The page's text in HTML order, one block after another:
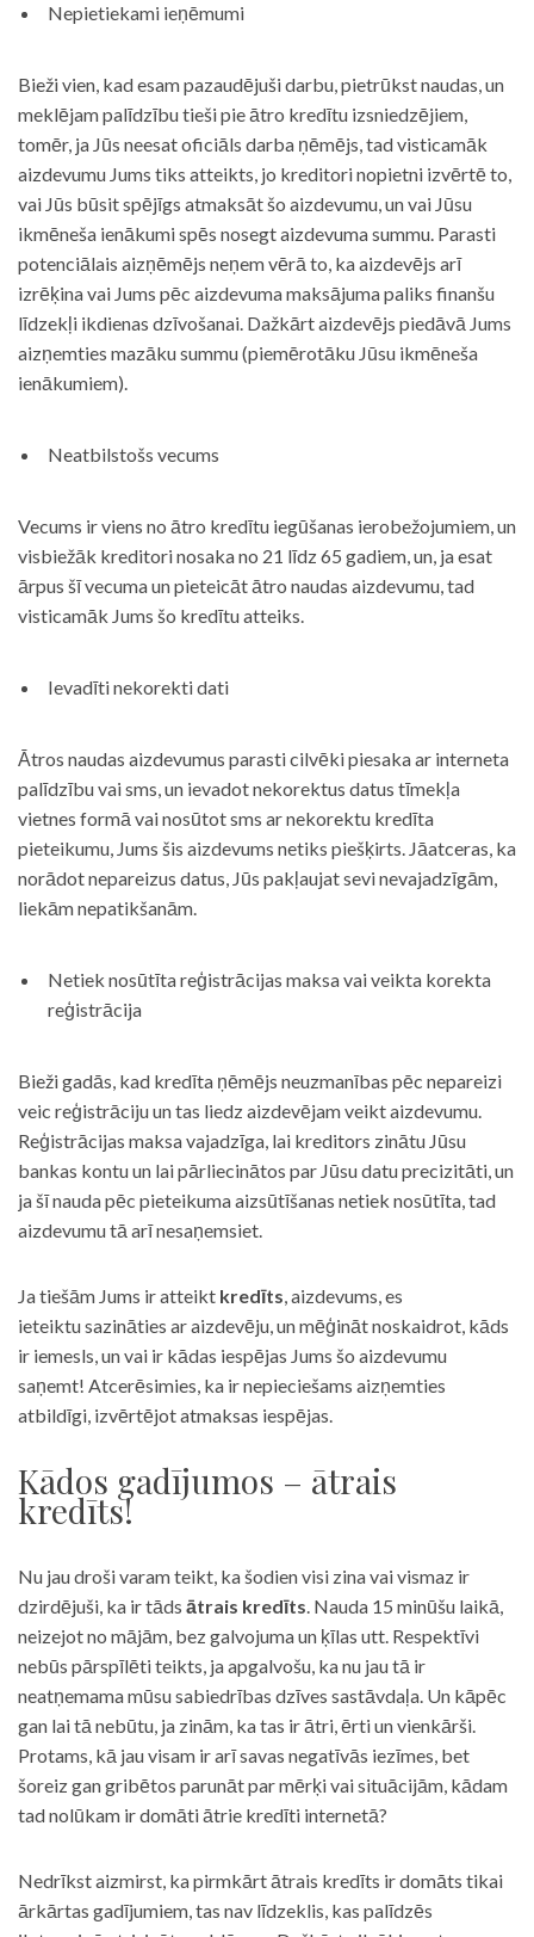
Nepietiekami ieņēmumi
Bieži vien, kad esam pazaudējuši darbu, pietrūkst naudas, un
meklējam palīdzību tieši pie ātro kredītu izsniedzējiem,
tomēr, ja Jūs neesat oficiāls darba ņēmējs, tad visticamāk
aizdevumu Jums tiks atteikts, jo kreditori nopietni izvērtē to,
vai Jūs būsit spējīgs atmaksāt šo aizdevumu, un vai Jūsu
ikmēneša ienākumi spēs nosegt aizdevuma summu. Parasti
potenciālais aizņēmējs neņem vērā to, ka aizdevējs arī
izrēķina vai Jums pēc aizdevuma maksājuma paliks finanšu
līdzekļi ikdienas dzīvošanai. Dažkārt aizdevējs piedāvā Jums
aizņemties mazāku summu (piemērotāku Jūsu ikmēneša
ienākumiem).
Neatbilstošs vecums
Vecums ir viens no ātro kredītu iegūšanas ierobežojumiem, un
visbiežāk kreditori nosaka no 21 līdz 65 gadiem, un, ja esat
ārpus šī vecuma un pieteicāt ātro naudas aizdevumu, tad
visticamāk Jums šo kredītu atteiks.
Ievadīti nekorekti dati
Ātros naudas aizdevumus parasti cilvēki piesaka ar interneta
palīdzību vai sms, un ievadot nekorektus datus tīmekļa
vietnes formā vai nosūtot sms ar nekorektu kredīta
pieteikumu, Jums šis aizdevums netiks piešķirts. Jāatceras, ka
norādot nepareizus datus, Jūs pakļaujat sevi nevajadzīgām,
liekām nepatikšanām.
Netiek nosūtīta reģistrācijas maksa vai veikta korekta
reģistrācija
Bieži gadās, kad kredīta ņēmējs neuzmanības pēc nepareizi
veic reģistrāciju un tas liedz aizdevējam veikt aizdevumu.
Reģistrācijas maksa vajadzīga, lai kreditors zinātu Jūsu
bankas kontu un lai pārliecinātos par Jūsu datu precizitāti, un
ja šī nauda pēc pieteikuma aizsūtīšanas netiek nosūtīta, tad
aizdevumu tā arī nesaņemsiet.
Ja tiešām Jums ir atteikt kredīts, aizdevums, es
ieteiktu sazināties ar aizdevēju, un mēģināt noskaidrot, kāds
ir iemesls, un vai ir kādas iespējas Jums šo aizdevumu
saņemt! Atcerēsimies, ka ir nepieciešams aizņemties
atbildīgi, izvērtējot atmaksas iespējas.
Kādos gadījumos – ātrais
kredīts!
Nu jau droši varam teikt, ka šodien visi zina vai vismaz ir
dzirdējuši, ka ir tāds ātrais kredīts. Nauda 15 minūšu laikā,
neizejot no mājām, bez galvojuma un ķīlas utt. Respektīvi
nebūs pārspīlēti teikts, ja apgalvošu, ka nu jau tā ir
neatņemama mūsu sabiedrības dzīves sastāvdaļa. Un kāpēc
gan lai tā nebūtu, ja zinām, ka tas ir ātri, ērti un vienkārši.
Protams, kā jau visam ir arī savas negatīvās iezīmes, bet
šoreiz gan gribētos parunāt par mērķi vai situācijām, kādam
tad nolūkam ir domāti ātrie kredīti internetā?
Nedrīkst aizmirst, ka pirmkārt ātrais kredīts ir domāts tikai
ārkārtas gadījumiem, tas nav līdzeklis, kas palīdzēs